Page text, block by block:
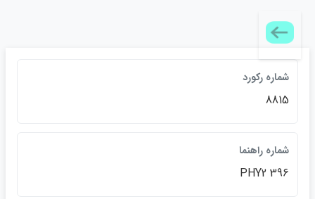
شماره ركورد
8815
شماره راهنما
PHY2 396